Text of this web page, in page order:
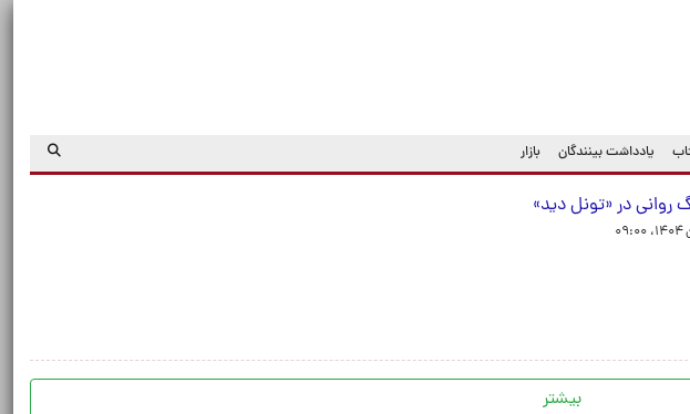
یادداشت بینندگان بازار
روانی در «تونل دید»
بیشتر